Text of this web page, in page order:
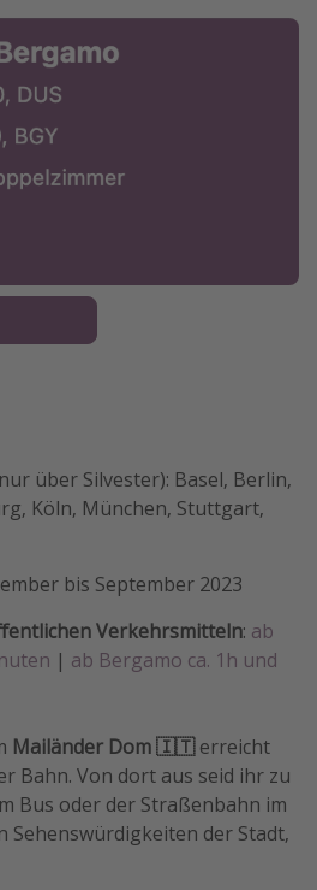
über Silvester): Basel, Berlin,
Köln, München, Stuttgart,
bis September 2023
Verkehrsmitteln: ab
| ab Bergamo ca. 1h und
Mailänder Dom 🇮🇹 erreicht
Bahn. Von dort aus seid ihr zu
Bus oder der Straßenbahn im
Sehenswürdigkeiten der Stadt,